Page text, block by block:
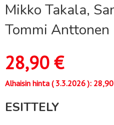
Mikko Takala,
Tommi Anttonen
28,90€
Alhaisin hinta (3.3.2026): 28,90
ESITTELY